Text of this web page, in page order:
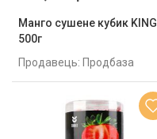
Манго сушене кубик KING
500г
Продавець: Продбаза